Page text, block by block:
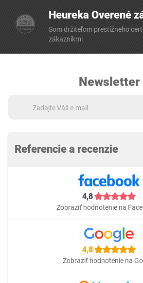
Heureka Overené
Som držiteľom prestížneho
zákazníkmi
Newsletter
Referencie a recenzie
4,8
Zobraziť hodnotenie na
4,8
Zobraziť hodnotenie na